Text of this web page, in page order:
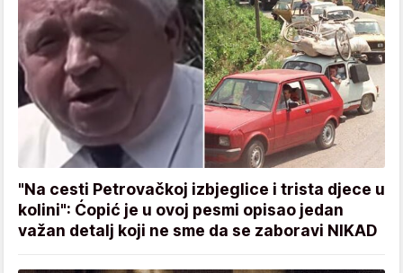
"Na cesti Petrovačkoj izbjeglice i trista djece u
kolini": Ćopić je u ovoj pesmi opisao jedan
važan detalj koji ne sme da se zaboravi NIKAD